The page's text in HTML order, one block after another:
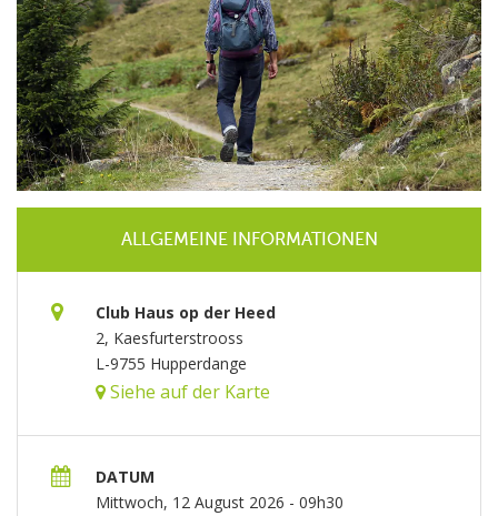
ALLGEMEINE INFORMATIONEN
Club Haus op der Heed
2, Kaesfurterstrooss
L-9755 Hupperdange
Siehe auf der Karte
DATUM
Mittwoch, 12 August 2026 - 09h30